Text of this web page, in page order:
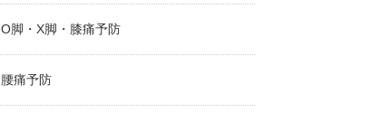
O脚・X脚・膝痛予防
腰痛予防